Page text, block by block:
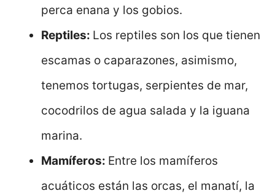
perca enana y los gobios.
Reptiles: Los reptiles son los que tienen
escamas o caparazones, asimismo,
tenemos tortugas, serpientes de mar,
cocodrilos de agua salada y la iguana
marina.
Mamíferos: Entre los mamíferos
acuáticos están las orcas, el manatí, la